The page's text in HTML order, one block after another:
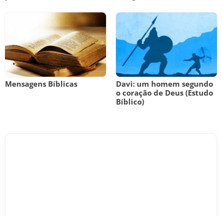
Mensagens Bíblicas
Davi: um homem segundo
o coração de Deus (Estudo
Bíblico)